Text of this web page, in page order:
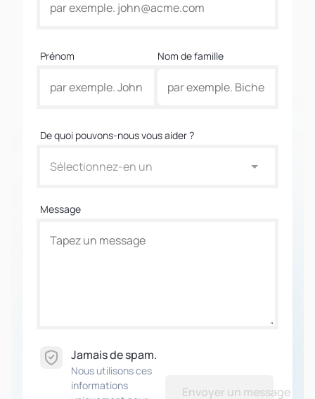
Prénom Nom de famille
De quoi pouvons-nous vous aider ?
Sélectionnez-en un
Message
Jamais de spam.
Nous utilisons ces
informations
Envoyer un message